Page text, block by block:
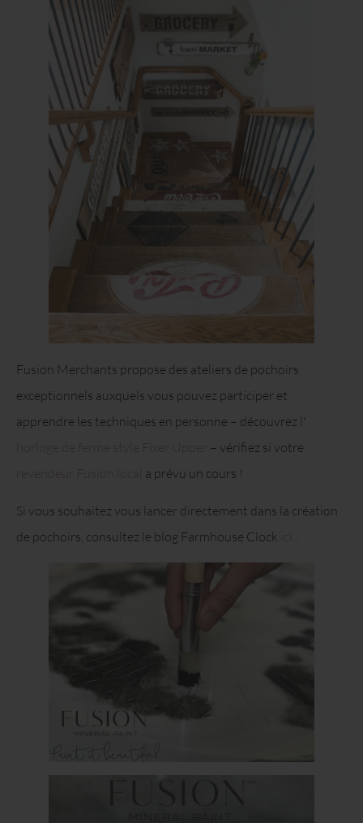
Fusion Merchants propose des ateliers de pochoirs
exceptionnels auxquels vous pouvez participer et
apprendre les techniques en personne – découvrez l'
– vérifiez si votre
a prévu un cours !
Si vous souhaitez vous lancer directement dans la création
de pochoirs, consultez le blog Farmhouse Clock
.